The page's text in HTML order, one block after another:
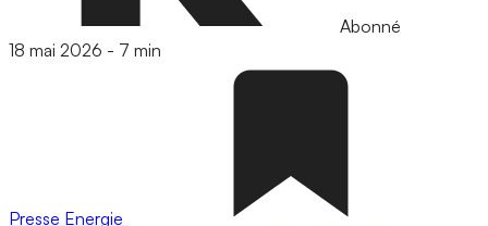
Abonné
18 mai 2026 - 7 min
Presse Energie